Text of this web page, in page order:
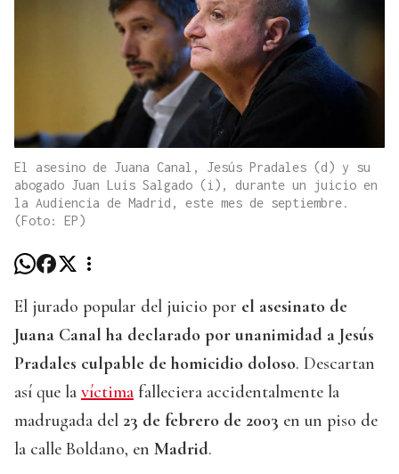
El asesino de Juana Canal, Jesús Pradales (d) y su
abogado Juan Luis Salgado (i), durante un juicio en
la Audiencia de Madrid, este mes de septiembre.
(Foto: EP)
El jurado popular del juicio por el asesinato de
Juana Canal ha declarado por unanimidad a Jesús
Pradales culpable de homicidio doloso. Descartan
así que la víctima falleciera accidentalmente la
madrugada del 23 de febrero de 2003 en un piso de
la calle Boldano, en Madrid.